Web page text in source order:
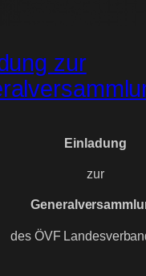
zur
Einladung
zur
des ÖVF